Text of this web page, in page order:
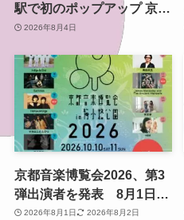
駅で初のポップアップ 京都
限定「ふわふわおたべキャ
ラメル」も、8月13日から
2026年8月4日
京都音楽博覧会2026、第3
弾出演者を発表 8月1日か
らチケット2次プレオーダ
2026年8月1日 2026年8月2日